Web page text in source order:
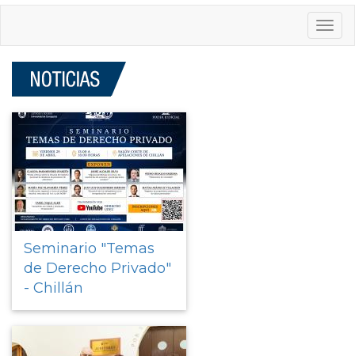
Seminario "Temas
de Derecho Privado"
- Chillán